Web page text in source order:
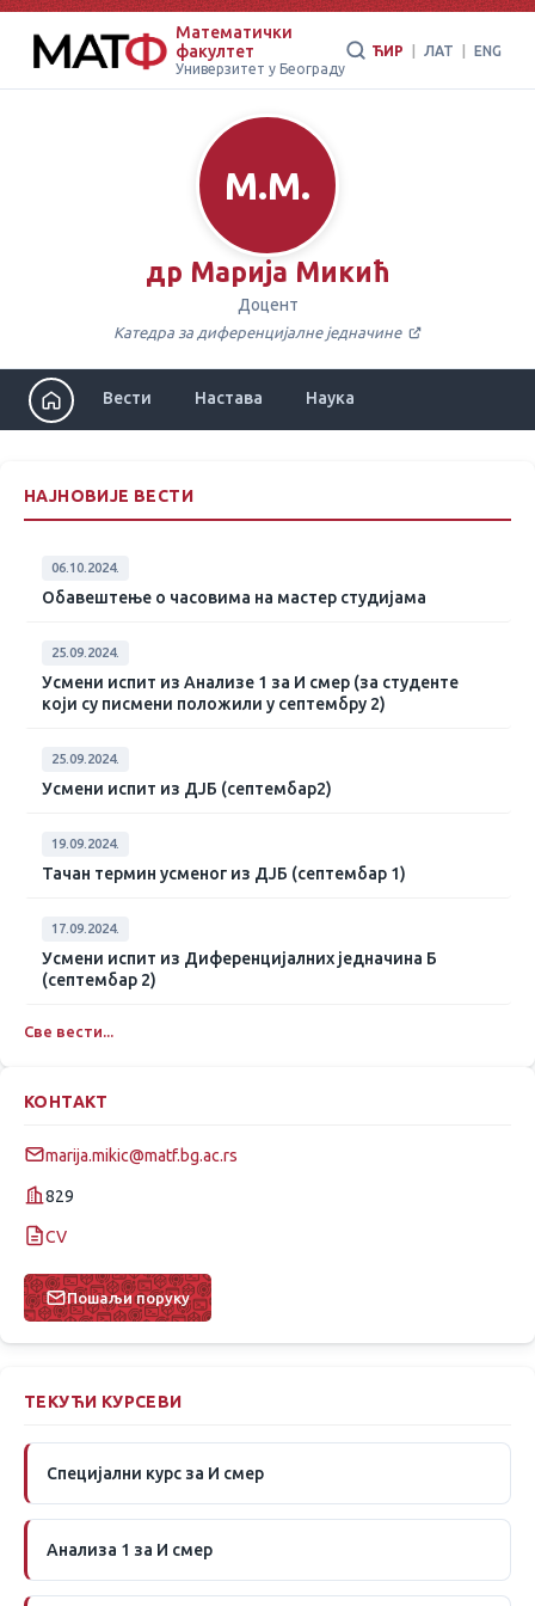
Математички
факултет
Универзитет у Београду
ЋИР ЛАТ ENG
М.М.
др Марија Микић
Доцент
Катедра за диференцијалне једначине
Вести Настава Наука
НАЈНОВИЈЕ ВЕСТИ
06.10.2024.
Обавештење о часовима на мастер студијама
25.09.2024.
Усмени испит из Анализе 1 за И смер (за студенте
који су писмени положили у септембру 2)
25.09.2024.
Усмени испит из ДЈБ (септембар2)
19.09.2024.
Тачан термин усменог из ДЈБ (септембар 1)
17.09.2024.
Усмени испит из Диференцијалних једначина Б
(септембар 2)
Све вести...
КОНТАКТ
marija.mikic@matf.bg.ac.rs
829
CV
Пошаљи поруку
ТЕКУЋИ КУРСЕВИ
Специјални курс за И смер
Анализа 1 за И смер